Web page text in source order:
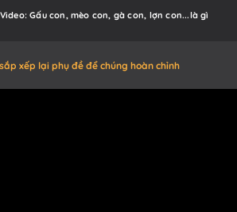
Gấu con, mèo con, gà con, lợn con...là gì
xếp lại phụ đề để chúng hoàn chỉnh